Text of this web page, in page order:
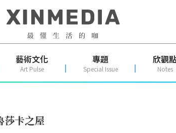
藝術文化
Art Pulse
專題
Special Issue
欣觀點
Notes
莎卡之屋